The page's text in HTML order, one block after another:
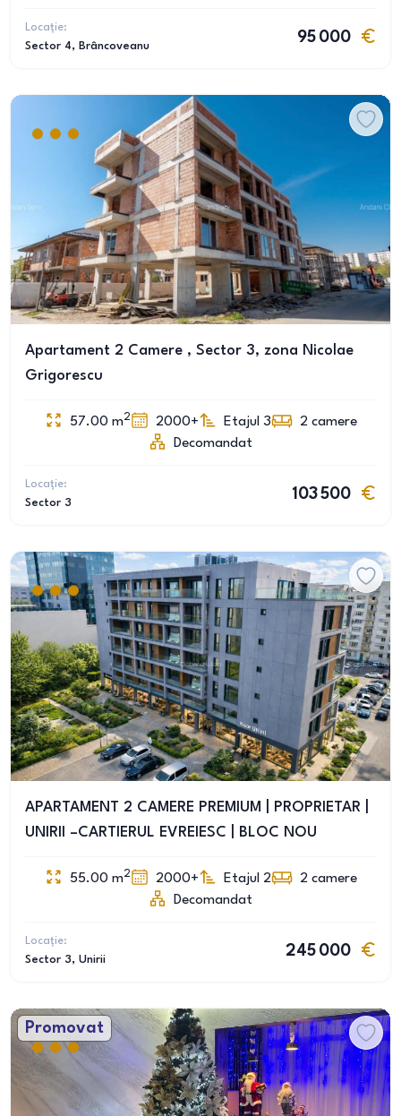
Locație:
Sector 4, Brâncoveanu
95 000
Apartament 2 Camere , Sector 3, zona Nicolae
Grigorescu
57.00 m2 2000+ Etajul 3 2 camere
Decomandat
Locație:
Sector 3
103 500
APARTAMENT 2 CAMERE PREMIUM | PROPRIETAR |
UNIRII –CARTIERUL EVREIESC | BLOC NOU
55.00 m2 2000+ Etajul 2 2 camere
Decomandat
Locație:
Sector 3, Unirii
245 000
Promovat